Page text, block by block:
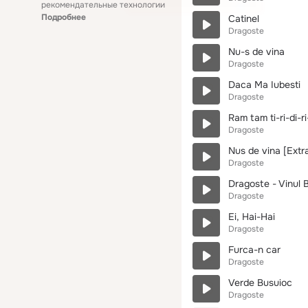
рекомендательные технологии
Подробнее
Catinel
Dragoste
Nu-s de vina
Dragoste
Daca Ma Iubesti
Dragoste
Ram tam ti-ri-di-
Dragoste
Nus de vina
Dragoste
Dragoste - Vinul
Dragoste
Ei, Hai-Hai
Dragoste
Furca-n car
Dragoste
Verde Busuioc
Dragoste